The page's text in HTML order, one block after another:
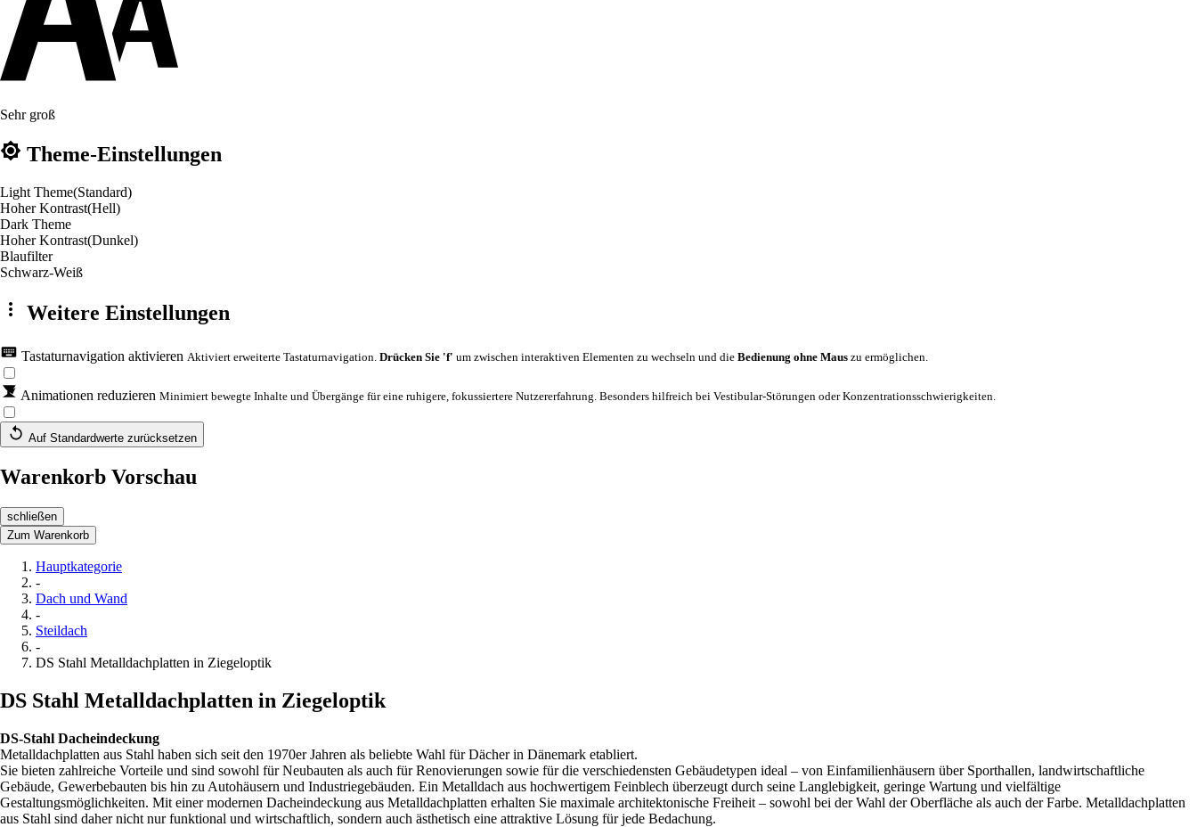
Sehr groß
Theme-Einstellungen
Light Theme(Standard)
Hoher Kontrast(Hell)
Dark Theme
Hoher Kontrast(Dunkel)
Blaufilter
Schwarz-Weiß
Weitere Einstellungen
Tastaturnavigation aktivieren Aktiviert erweiterte Tastaturnavigation. Drücken Sie 'f' um zwischen interaktiven Elementen zu wechseln und die Bedienung ohne Maus zu ermöglichen.
Animationen reduzieren Minimiert bewegte Inhalte und Übergänge für eine ruhigere, fokussiertere Nutzererfahrung. Besonders hilfreich bei Vestibular-Störungen oder Konzentrationsschwierigkeiten.
Auf Standardwerte zurücksetzen
Warenkorb Vorschau
schließen
Zum Warenkorb
Hauptkategorie
-
Dach und Wand
-
Steildach
-
DS Stahl Metalldachplatten in Ziegeloptik
DS Stahl Metalldachplatten in Ziegeloptik
DS-Stahl Dacheindeckung
Metalldachplatten aus Stahl haben sich seit den 1970er Jahren als beliebte Wahl für Dächer in Dänemark etabliert.
Sie bieten zahlreiche Vorteile und sind sowohl für Neubauten als auch für Renovierungen sowie für die verschiedensten Gebäudetypen ideal – von Einfamilienhäusern über Sporthallen, landwirtschaftliche
Gebäude, Gewerbebauten bis hin zu Autohäusern und Industriegebäuden. Ein Metalldach aus hochwertigem Feinblech überzeugt durch seine Langlebigkeit, geringe Wartung und vielfältige
Gestaltungsmöglichkeiten. Mit einer modernen Dacheindeckung aus Metalldachplatten erhalten Sie maximale architektonische Freiheit – sowohl bei der Wahl der Oberfläche als auch der Farbe. Metalldachplatten
aus Stahl sind daher nicht nur funktional und wirtschaftlich, sondern auch ästhetisch eine attraktive Lösung für jede Bedachung.